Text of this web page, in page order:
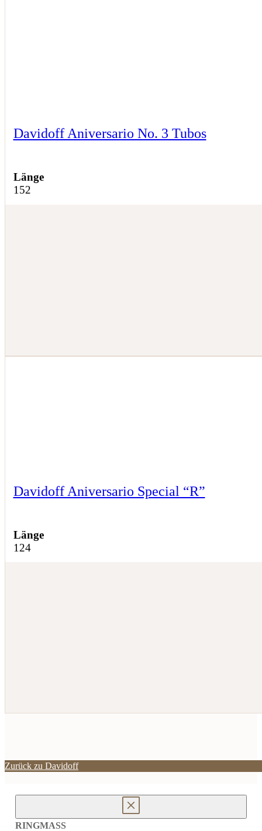
Davidoff Aniversario No. 3 Tubos
Länge
152
Davidoff Aniversario Special “R”
Länge
124
Zurück zu Davidoff
RINGMASS